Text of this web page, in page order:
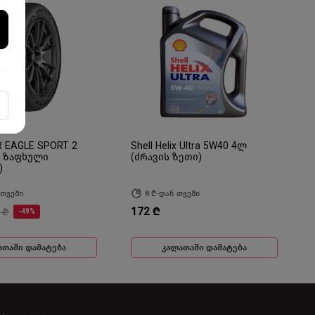
EAGLE SPORT 2
ზაფხული
₾ -49%
დამატება
Shell Helix Ultra 5W40 4ლ
(ძრავის ზეთი)
8 ₾-დან თვეში
172 ₾
კალათაში დამატება